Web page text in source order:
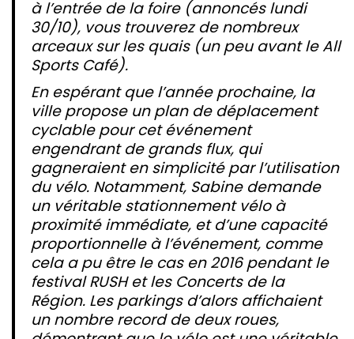
à l’entrée de la foire (annoncés lundi
30/10), vous trouverez de nombreux
arceaux sur les quais (un peu avant le All
Sports Café).
En espérant que l’année prochaine, la
ville propose un plan de déplacement
cyclable pour cet événement
engendrant de grands flux, qui
gagneraient en simplicité par l’utilisation
du vélo. Notamment, Sabine demande
un véritable stationnement vélo à
proximité immédiate, et d’une capacité
proportionnelle à l’événement, comme
cela a pu être le cas en 2016 pendant le
festival RUSH et les Concerts de la
Région. Les parkings d’alors affichaient
un nombre record de deux roues,